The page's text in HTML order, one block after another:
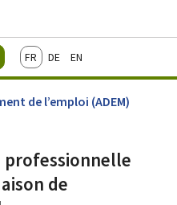
principal
FrançaisDeutschEnglish
de l’emploi (ADEM)
professionnelle
de